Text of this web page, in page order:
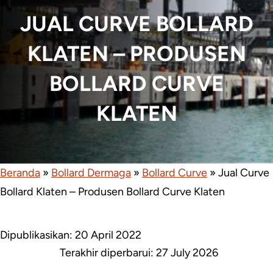
JUAL CURVE BOLLARD
KLATEN – PRODUSEN
BOLLARD CURVE
KLATEN
Beranda » Bollard Dermaga » Bollard Curve » Jual Curve
Bollard Klaten – Produsen Bollard Curve Klaten
Dipublikasikan: 20 April 2022
Terakhir diperbarui:27 July 2026